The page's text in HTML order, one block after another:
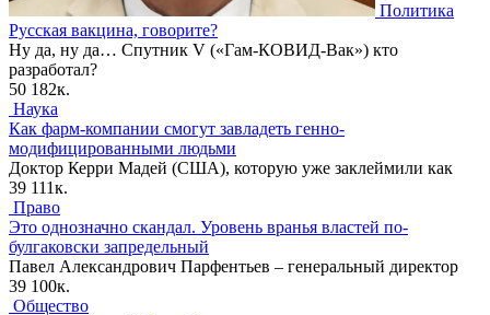
Политика
Русская вакцина, говорите?
Ну да, ну да… Спутник V («Гам-КОВИД-Вак») кто
разработал?
50 182к.
Наука
Как фарм-компании смогут завладеть генно-
модифицированными людьми
Доктор Керри Мадей (США), которую уже заклеймили как
39 111к.
Право
Это однозначно скандал. Уровень вранья властей по-
булгаковски запредельный
Павел Александрович Парфентьев – генеральный директор
39 100к.
Общество